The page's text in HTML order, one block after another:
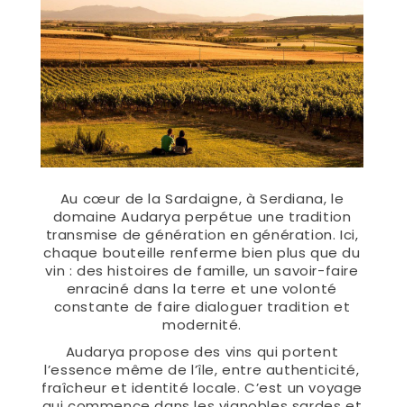
Au cœur de la Sardaigne, à Serdiana, le
domaine Audarya perpétue une tradition
transmise de génération en génération. Ici,
chaque bouteille renferme bien plus que du
vin : des histoires de famille, un savoir-faire
enraciné dans la terre et une volonté
constante de faire dialoguer tradition et
modernité.
Audarya propose des vins qui portent
l’essence même de l’île, entre authenticité,
fraîcheur et identité locale. C’est un voyage